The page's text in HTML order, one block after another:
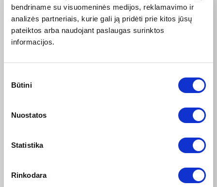
bendriname su visuomeninės medijos, reklamavimo ir
analizės partneriais, kurie gali ją pridėti prie kitos jūsų
pateiktos arba naudojant paslaugas surinktos
informacijos.
pasirinkimas
Būtini
Nuostatos
Statistika
Rinkodara
2025-04-28
elektromobiliu
Plačiau